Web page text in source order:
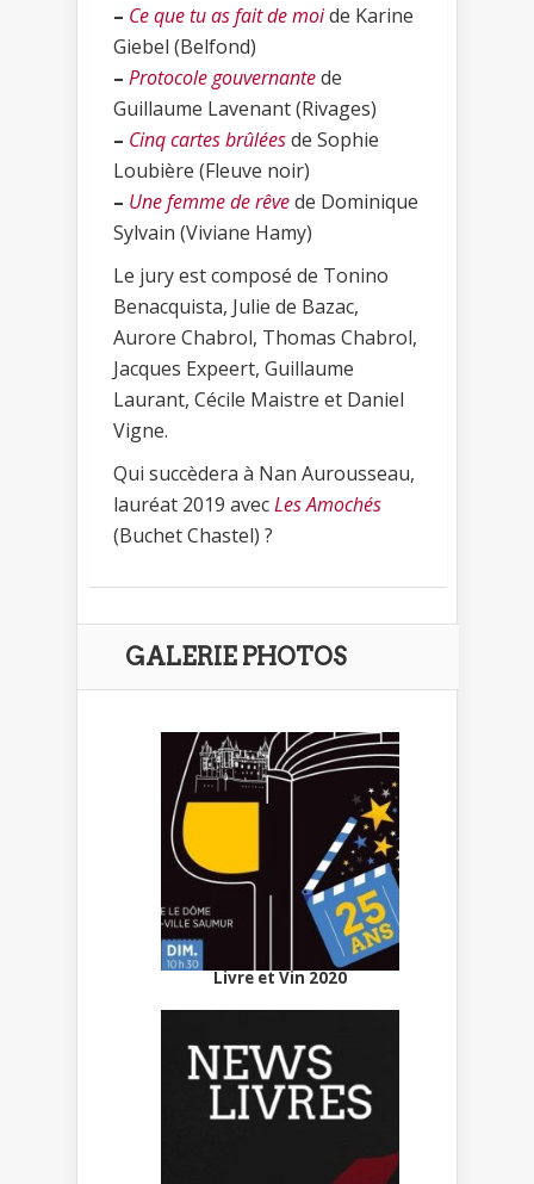
– Ce que tu as fait de moide Karine
Giebel (Belfond)
– Protocole gouvernantede
Guillaume Lavenant (Rivages)
– Cinq cartes brûléesde Sophie
Loubière (Fleuve noir)
– Une femme de rêvede Dominique
Sylvain (Viviane Hamy)
Le jury est composé de Tonino
Benacquista, Julie de Bazac,
Aurore Chabrol, Thomas Chabrol,
Jacques Expeert, Guillaume
Laurant, Cécile Maistre et Daniel
Vigne.
Qui succèdera à Nan Aurousseau,
lauréat 2019 avecLes Amochés
(Buchet Chastel) ?
GALERIE PHOTOS
Livre et Vin 2020